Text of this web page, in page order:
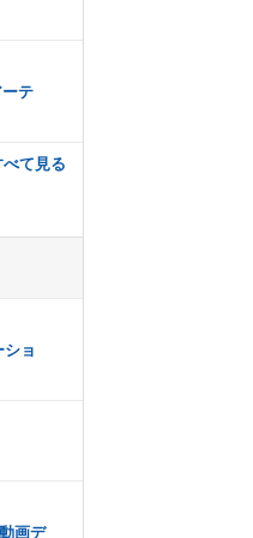
ーテ
べて見る
ショ
画デ